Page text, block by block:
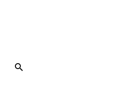
Search on the website